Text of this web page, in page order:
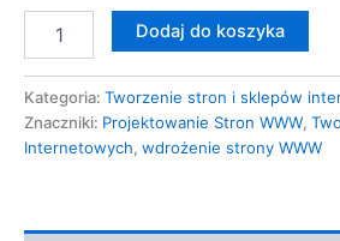
Dodaj do koszyka
Kategoria: Tworzenie stron i sklepów
Znaczniki: Projektowanie Stron WWW,
Internetowych, wdrożenie strony WWW